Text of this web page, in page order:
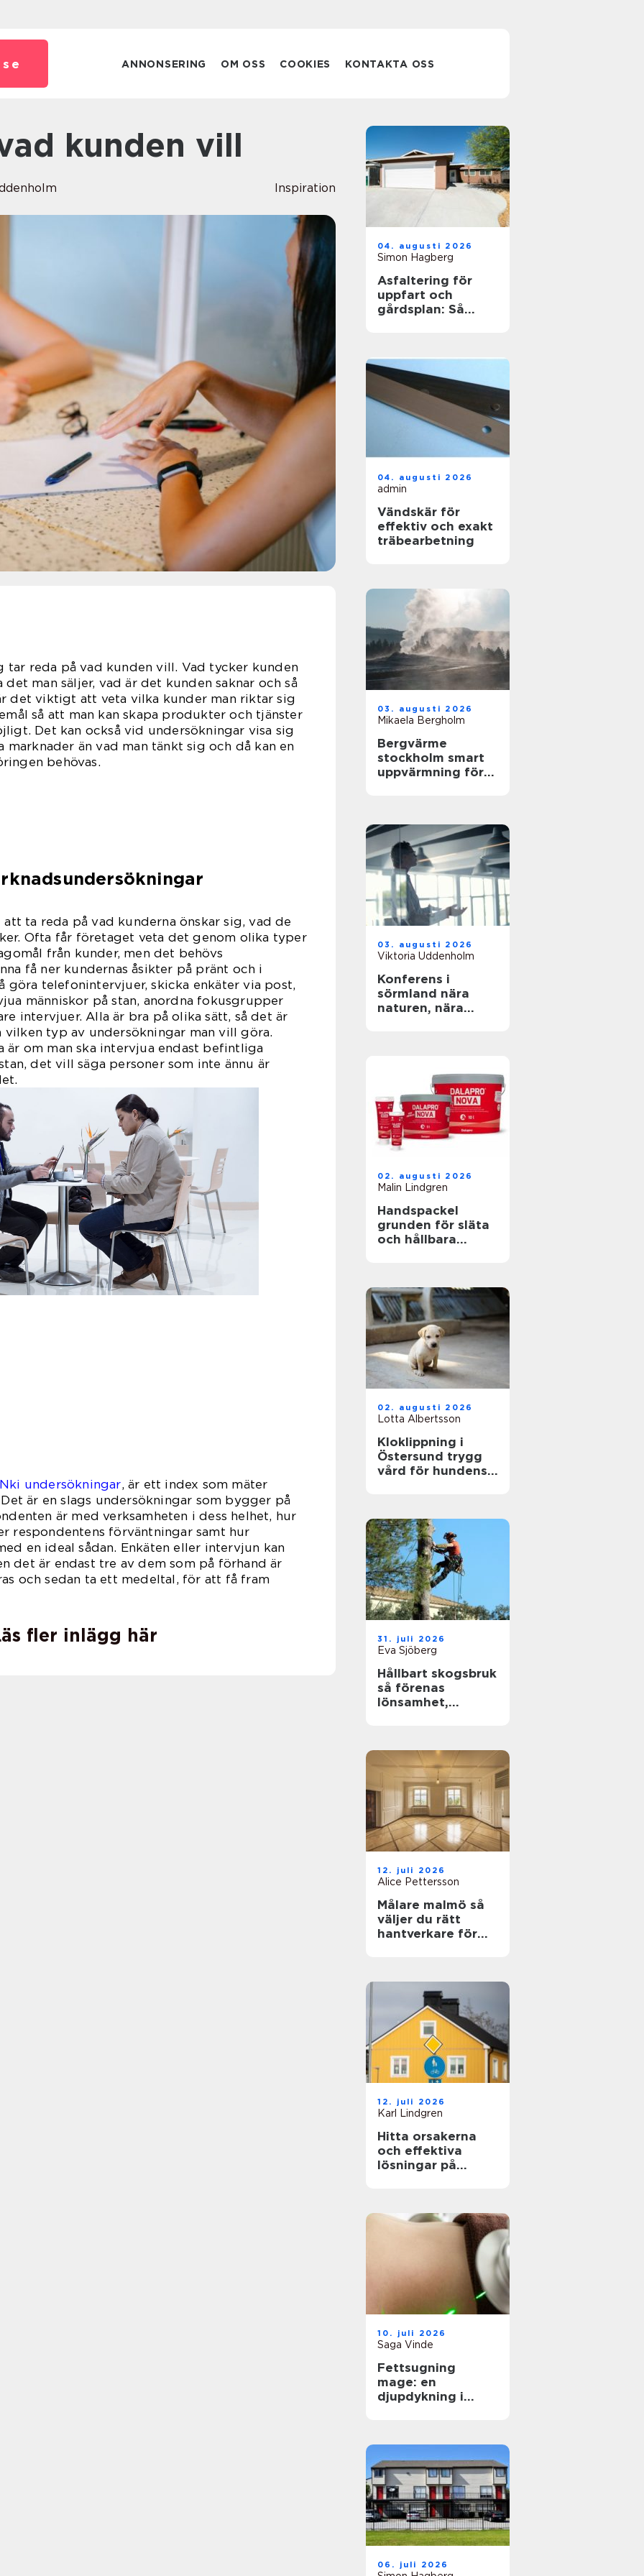
se ANNONSERING OM OSS COOKIES KONTAKTA OSS
kunden vill
Inspiration
tar reda på vad kunden vill. Vad tycker kunden
man säljer, vad är det kunden saknar och så
det viktigt att veta vilka kunder man riktar sig
så att man kan skapa produkter och tjänster
Det kan också vid undersökningar visa sig
marknader än vad man tänkt sig och då kan en
behövas.
ta reda på vad kunderna önskar sig, vad de
Ofta får företaget veta det genom olika typer
från kunder, men det behövs
få ner kundernas åsikter på pränt och i
göra telefonintervjuer, skicka enkäter via post,
människor på stan, anordna fokusgrupper
intervjuer. Alla är bra på olika sätt, så det är
typ av undersökningar man vill göra.
är om man ska intervjua endast befintliga
det vill säga personer som inte ännu är
Nki undersökningar, är ett index som mäter
är en slags undersökningar som bygger på
är med verksamheten i dess helhet, hur
respondentens förväntningar samt hur
en ideal sådan. Enkäten eller intervjun kan
det är endast tre av dem som på förhand är
och sedan ta ett medeltal, för att få fram
fler inlägg här
04. augusti 2026
Simon Hagberg
Asfaltering för
uppfart och
gårdsplan: Så
04. augusti 2026
admin
Vändskär för
effektiv och exakt
träbearbetning
03. augusti 2026
Mikaela Bergholm
Bergvärme
stockholm smart
uppvärmning för
03. augusti 2026
Viktoria Uddenholm
Konferens i
sörmland nära
naturen, nära
02. augusti 2026
Malin Lindgren
Handspackel
grunden för släta
och hållbara
02. augusti 2026
Lotta Albertsson
Kloklippning i
Östersund trygg
vård för hundens
31. juli 2026
Eva Sjöberg
Hållbart skogsbruk
så förenas
lönsamhet,
12. juli 2026
Alice Pettersson
Målare malmö så
väljer du rätt
hantverkare för
12. juli 2026
Karl Lindgren
Hitta orsakerna
och effektiva
lösningar på
10. juli 2026
Saga Vinde
Fettsugning
mage: en
djupdykning i
06. juli 2026